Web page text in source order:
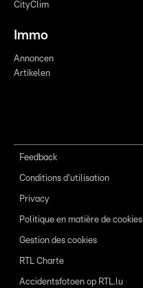
CityClim
Immo
Annoncen
Artikelen
Feedback
Conditions d'utilisation
Privacy
Politique en matière de cookies
Gestion des cookies
RTL Charte
Accidentsfotoen op RTL.lu